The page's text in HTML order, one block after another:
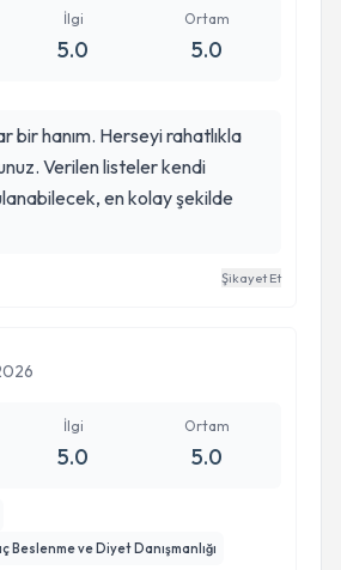
İlgi
5.0
Ortam
5.0
bir hanım. Herseyi rahatlıkla
Verilen listeler kendi
en kolay şekilde
Şikayet Et
İlgi
5.0
Ortam
5.0
Beslenme ve Diyet Danışmanlığı